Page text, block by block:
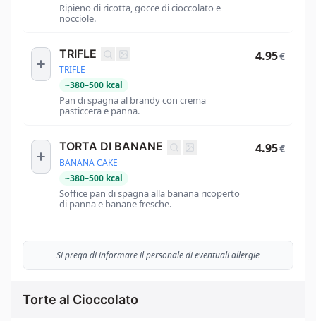
Ripieno di ricotta, gocce di cioccolato e
nocciole.
TRIFLE
TRIFLE
~380–500 kcal
Pan di spagna al brandy con crema
pasticcera e panna.
4.95€
TORTA DI BANANE
BANANA CAKE
~380–500 kcal
Soffice pan di spagna alla banana ricoperto
di panna e banane fresche.
4.95€
Si prega di informare il personale di eventuali allergie
Torte al Cioccolato